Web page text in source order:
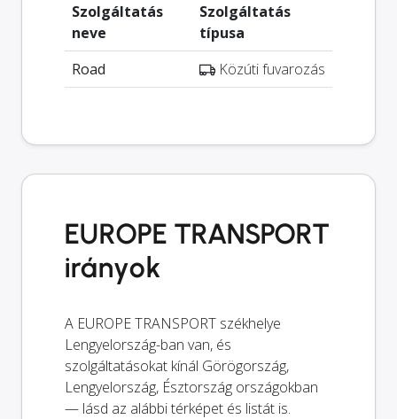
Szolgáltatás
neve
Szolgáltatás
típusa
Road
Közúti fuvarozás
EUROPE TRANSPORT
irányok
A EUROPE TRANSPORT székhelye
Lengyelország-ban van, és
szolgáltatásokat kínál Görögország,
Lengyelország, Észtország országokban
— lásd az alábbi térképet és listát is.